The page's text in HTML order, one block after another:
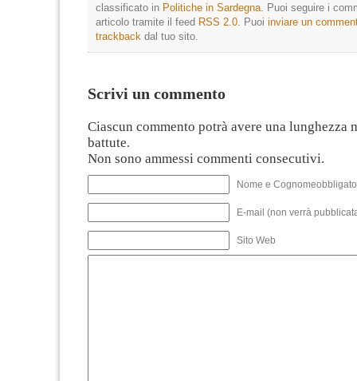
classificato in Politiche in Sardegna . Puoi seguire i
articolo tramite il feed RSS 2.0 . Puoi inviare un
trackback dal tuo sito.
Scrivi un commento
Ciascun commento potrà avere una lunghezza
battute.
Non sono ammessi commenti consecutivi.
Nome e
E-mail (non verrà
Sito Web